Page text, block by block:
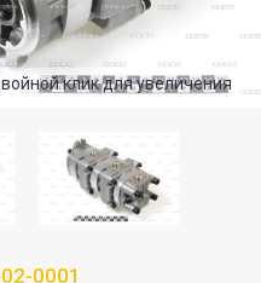
клик для увеличения
0001